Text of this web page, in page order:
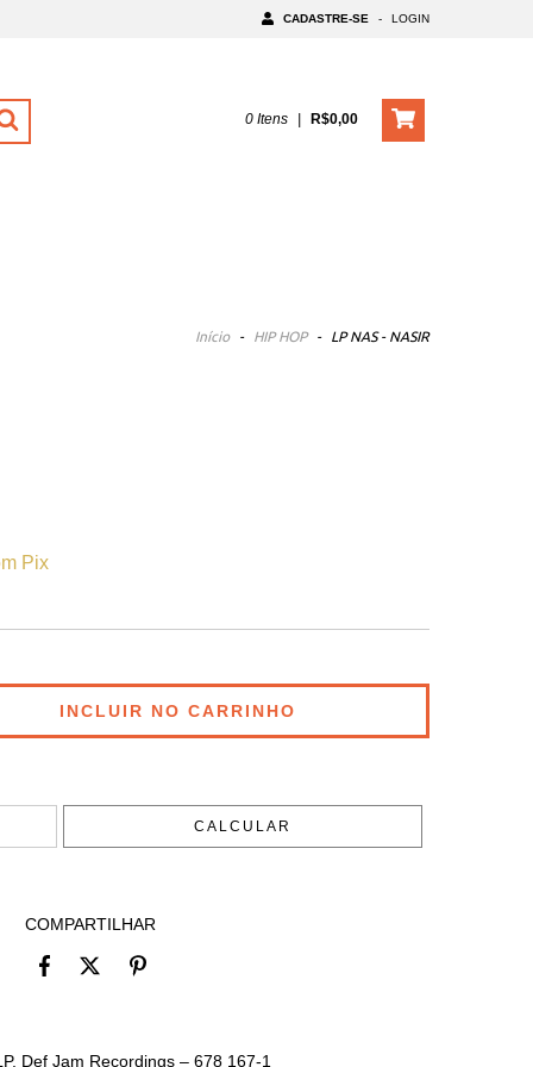
CADASTRE-SE - LOGIN
0Itens | R$0,00
Início - HIP HOP - LP NAS - NASIR
Pix
CALCULAR
COMPARTILHAR
Def Jam Recordings – 678 167-1